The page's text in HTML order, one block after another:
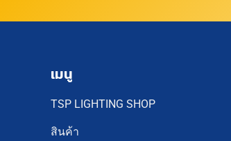
เมนู
TSP LIGHTING SHOP
สินค้า